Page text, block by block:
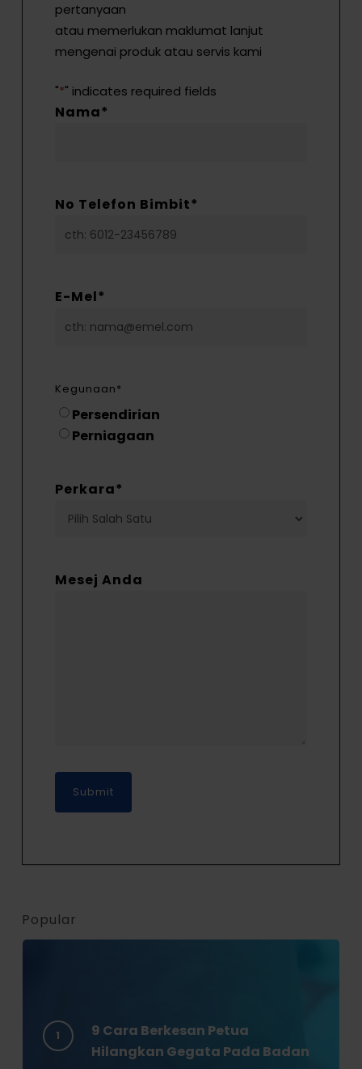
pertanyaan
atau memerlukan maklumat lanjut
mengenai produk atau servis kami
"*" indicates required fields
Nama*
No Telefon Bimbit*
E-Mel*
Kegunaan*
Persendirian
Perniagaan
Perkara*
Mesej Anda
Popular
9 Cara Berkesan Petua
Hilangkan Gegata Pada Badan